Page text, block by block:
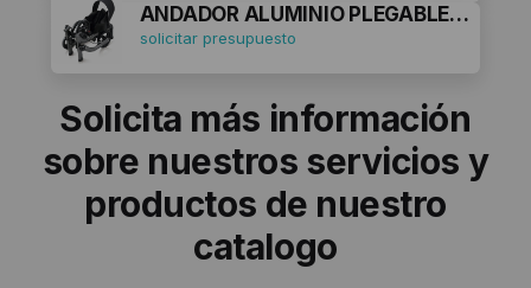
ANDADOR ALUMINIO PLEGABLE CON 4 RUEDAS ASIENTO Y FRENOS DE MANETA
solicitar presupuesto
Solicita más información
sobre nuestros servicios y
productos de nuestro
catalogo